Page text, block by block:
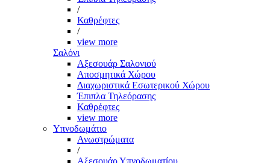
/
Καθρέφτες
/
view more
Σαλόνι
Αξεσουάρ Σαλονιού
Αποσμητικά Χώρου
Διαχωριστικά Εσωτερικού Χώρου
Έπιπλα Τηλεόρασης
Καθρέφτες
view more
Υπνοδωμάτιο
Ανωστρώματα
/
Αξεσουάρ Υπνοδωματίου